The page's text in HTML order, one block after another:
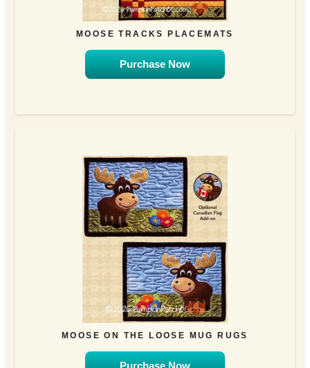
MOOSE TRACKS PLACEMATS
Purchase Now
MOOSE ON THE LOOSE MUG RUGS